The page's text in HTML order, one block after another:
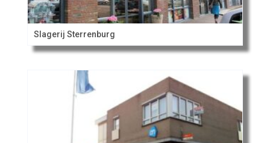
Slagerij Sterrenburg